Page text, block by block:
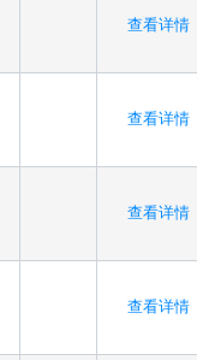
查看详情
查看详情
查看详情
查看详情